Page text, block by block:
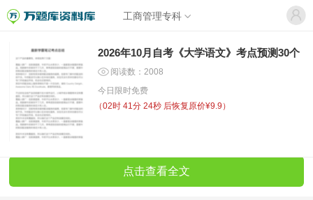
工商管理专科
2026年10月自考《大学语文》考点预测30个
阅读数：2008
今日限时免费
（02时 41分 23秒 后恢复原价¥9.9）
点击查看全文